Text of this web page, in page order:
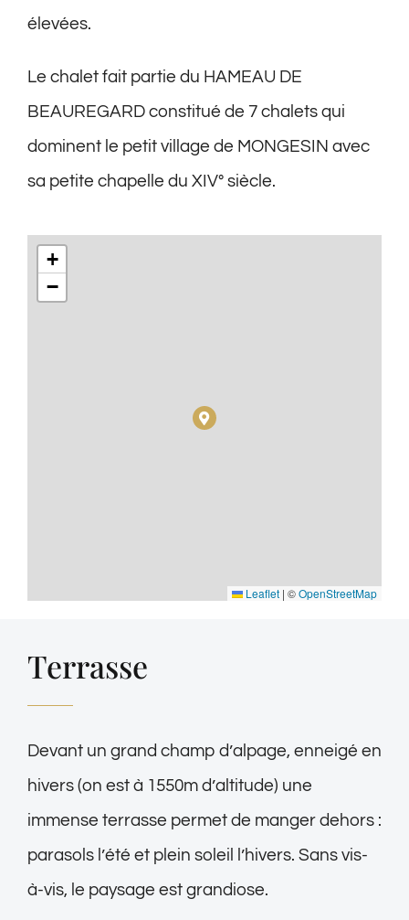
élevées.
Le chalet fait partie du HAMEAU DE
BEAUREGARD constitué de 7 chalets qui
dominent le petit village de MONGESIN avec
sa petite chapelle du XIV° siècle.
+
−
Leaflet | ©OpenStreetMap
Terrasse
Devant un grand champ d’alpage, enneigé en
hivers (on est à 1550m d’altitude) une
immense terrasse permet de manger dehors :
parasols l’été et plein soleil l’hivers. Sans vis-
à-vis, le paysage est grandiose.